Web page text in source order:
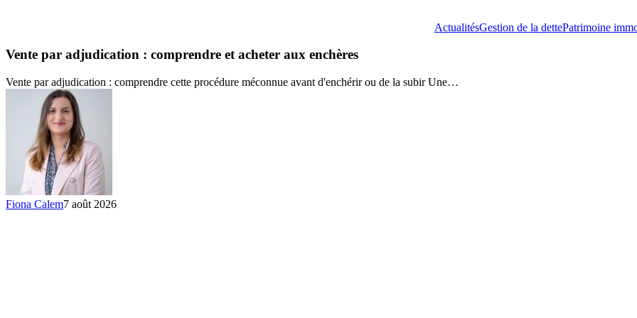
ActualitésGestion de la dettePatrimoine
Vente par adjudication : comprendre et acheter aux enchères
Vente par adjudication : comprendre cette procédure méconnue avant d'enchérir ou de la subir Une…
Fiona Calem7 août 2026